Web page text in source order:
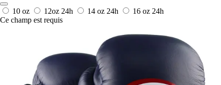
10 oz 12oz 24h 14 oz 24h 16 oz 24h
Ce champ est requis